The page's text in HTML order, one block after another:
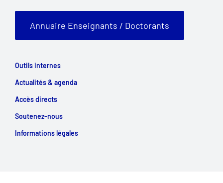
Annuaire Enseignants / Doctorants
Outils internes
Actualités & agenda
Accès directs
Soutenez-nous
Informations légales